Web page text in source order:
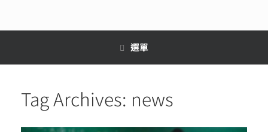
選單
Tag Archives: news